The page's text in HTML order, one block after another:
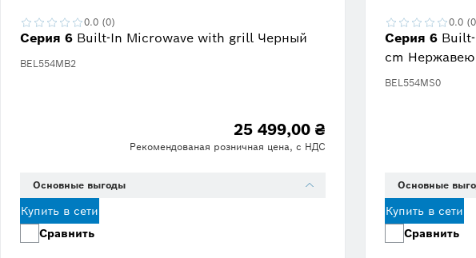
Серия 6 Built-In Microwave with grill Черный
BEL554MB2
0.0 (0)
25 499,00 ₴
Рекомендованая розничная цена, с НДС
Основные выгоды
Купить в сети
Сравнить
Серия 6
cm
BEL554MS0
0.0
Основные
Купить в сети
Сравнить